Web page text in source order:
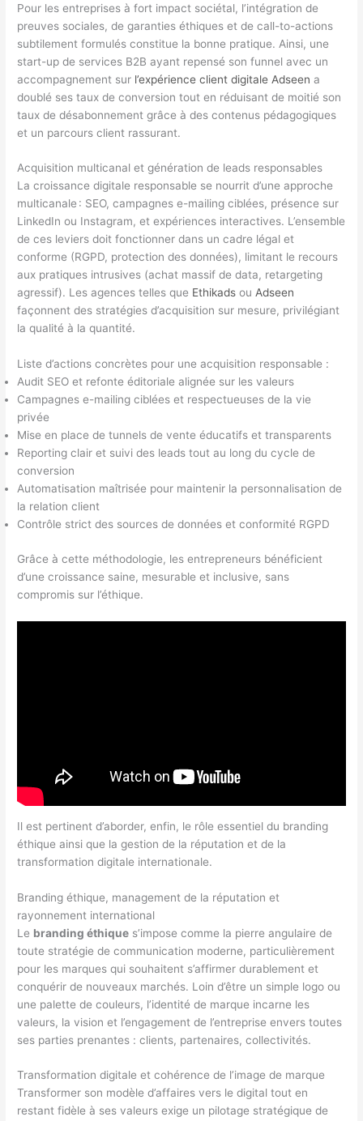
Pour les entreprises à fort impact sociétal, l’intégration de
preuves sociales, de garanties éthiques et de call-to-actions
subtilement formulés constitue la bonne pratique. Ainsi, une
start-up de services B2B ayant repensé son funnel avec un
accompagnement sur l’expérience client digitale Adseen a
doublé ses taux de conversion tout en réduisant de moitié son
taux de désabonnement grâce à des contenus pédagogiques
et un parcours client rassurant.
Acquisition multicanal et génération de leads responsables
La croissance digitale responsable se nourrit d’une approche
multicanale : SEO, campagnes e-mailing ciblées, présence sur
LinkedIn ou Instagram, et expériences interactives. L’ensemble
de ces leviers doit fonctionner dans un cadre légal et
conforme (RGPD, protection des données), limitant le recours
aux pratiques intrusives (achat massif de data, retargeting
agressif). Les agences telles que Ethikads ouAdseen
façonnent des stratégies d’acquisition sur mesure, privilégiant
la qualité à la quantité.
Liste d’actions concrètes pour une acquisition responsable :
Audit SEO et refonte éditoriale alignée sur les valeurs
Campagnes e-mailing ciblées et respectueuses de la vie
privée
Mise en place de tunnels de vente éducatifs et transparents
Reporting clair et suivi des leads tout au long du cycle de
conversion
Automatisation maîtrisée pour maintenir la personnalisation de
la relation client
Contrôle strict des sources de données et conformité RGPD
Grâce à cette méthodologie, les entrepreneurs bénéficient
d’une croissance saine, mesurable et inclusive, sans
compromis sur l’éthique.
Il est pertinent d’aborder, enfin, le rôle essentiel du branding
éthique ainsi que la gestion de la réputation et de la
transformation digitale internationale.
Branding éthique, management de la réputation et
rayonnement international
Le branding éthique s’impose comme la pierre angulaire de
toute stratégie de communication moderne, particulièrement
pour les marques qui souhaitent s’affirmer durablement et
conquérir de nouveaux marchés. Loin d’être un simple logo ou
une palette de couleurs, l’identité de marque incarne les
valeurs, la vision et l’engagement de l’entreprise envers toutes
ses parties prenantes : clients, partenaires, collectivités.
Transformation digitale et cohérence de l’image de marque
Transformer son modèle d’affaires vers le digital tout en
restant fidèle à ses valeurs exige un pilotage stratégique de